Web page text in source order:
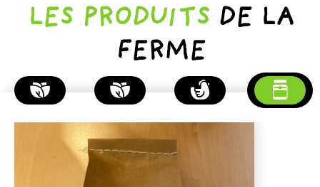
LES PRODUITS DE LA
FERME
D'AUTOMNE
FLEURS
ET
PLANTS
POULETS
ET